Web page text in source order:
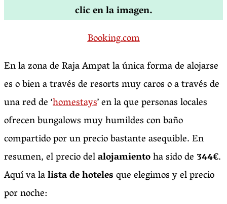
clic en la imagen.
Booking.com
En la zona de Raja Ampat la única forma de alojarse
es o bien a través de resorts muy caros o a través de
una red de ‘homestays’ en la que personas locales
ofrecen bungalows muy humildes con baño
compartido por un precio bastante asequible. En
resumen, el precio delalojamientoha sido de344€.
Aquí va lalista de hotelesque elegimos y el precio
por noche: